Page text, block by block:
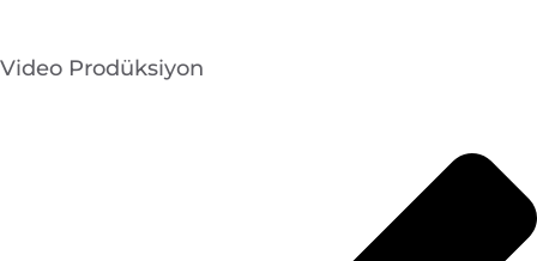
Video Prodüksiyon